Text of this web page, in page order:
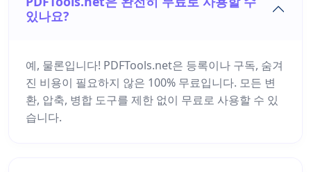
있나요?
예, 물론입니다! PDFTools.net은 등록이나 구독, 숨겨
진 비용이 필요하지 않은 100% 무료입니다. 모든 변
환, 압축, 병합 도구를 제한 없이 무료로 사용할 수 있
습니다.